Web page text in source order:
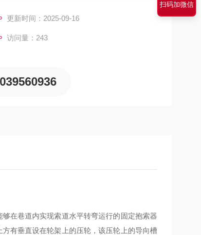
更新时间：2025-09-16
访问量：243
在巷道内实现索道水平转弯运行的固定抱索器
有垂直设在轮架上的压轮，该压轮上的导向槽
扫码加微信